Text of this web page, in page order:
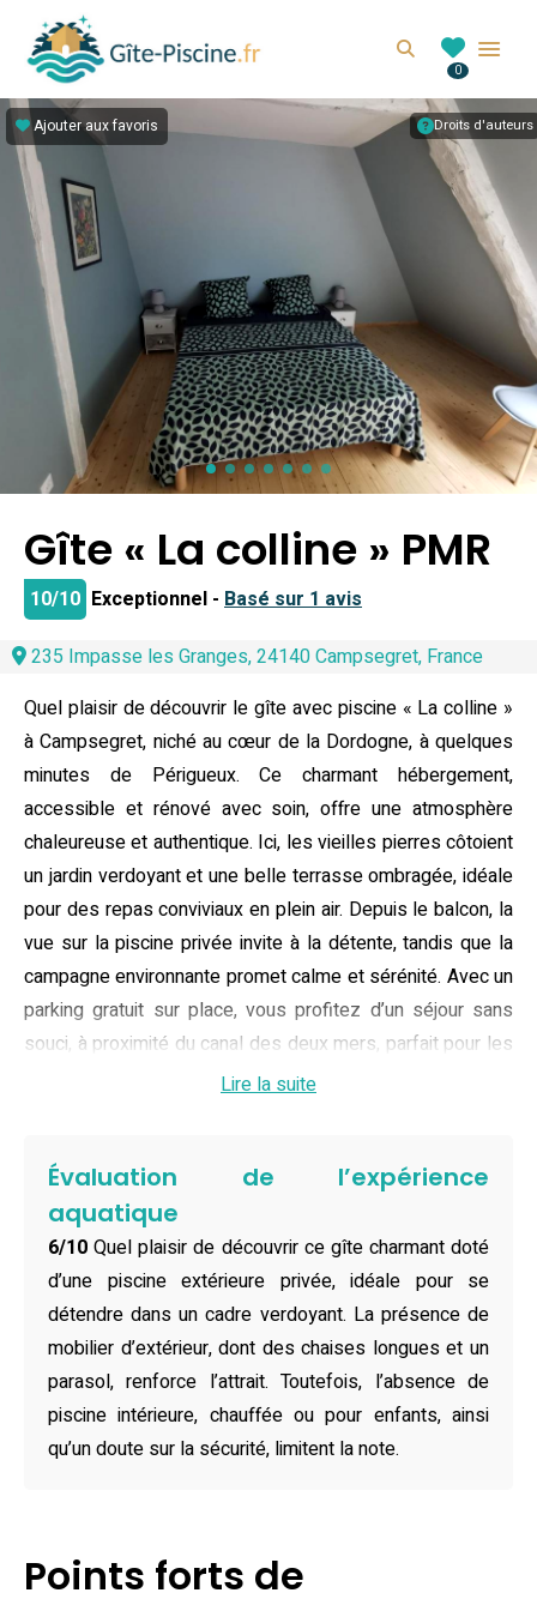
Search
0
Droits d'auteurs
Ajouter aux favoris
Gîte « La colline » PMR
10/10 Exceptionnel - Basé sur 1 avis
235 Impasse les Granges, 24140 Campsegret, France
Quel plaisir de découvrir le gîte avec piscine « La colline »
à Campsegret, niché au cœur de la Dordogne, à quelques
minutes de Périgueux. Ce charmant hébergement,
accessible et rénové avec soin, offre une atmosphère
chaleureuse et authentique. Ici, les vieilles pierres côtoient
un jardin verdoyant et une belle terrasse ombragée, idéale
pour des repas conviviaux en plein air. Depuis le balcon, la
vue sur la piscine privée invite à la détente, tandis que la
campagne environnante promet calme et sérénité. Avec un
parking gratuit sur place, vous profitez d’un séjour sans
souci, à proximité du canal des deux mers, parfait pour les
amateurs de balades à vélo ou de randonnées.
confortablement jusqu’à 8 personnes grâce à ses trois
chambres spacieuses, équipées de lits doubles et d’un
grand lit double, ainsi qu’un canapé-lit dans le salon. La
cuisine moderne, dotée d’un lave-vaisselle, d’un four, d’une
machine à café et de tout le nécessaire, rend les repas
faciles et agréables. Deux salles de bains pratiques, du
linge de maison et des serviettes (disponibles en option),
une terrasse, un barbecue et même la possibilité de venir
avec vos animaux de compagnie, tout est pensé pour un
séjour convivial et sans contraintes.
se rafraîchir lors des chaudes journées d’été ou se
Lire la suite
Évaluation de l’expérience
aquatique
6/10 Quel plaisir de découvrir ce gîte charmant doté
d’une piscine extérieure privée, idéale pour se
détendre dans un cadre verdoyant. La présence de
mobilier d’extérieur, dont des chaises longues et un
parasol, renforce l’attrait. Toutefois, l’absence de
piscine intérieure, chauffée ou pour enfants, ainsi
qu’un doute sur la sécurité, limitent la note.
Points forts de